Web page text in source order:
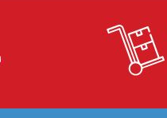
nhiều công cụ tích hợp, bao